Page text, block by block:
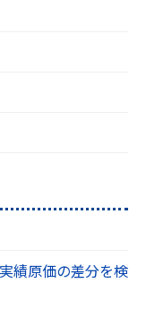
績原価の差分を検